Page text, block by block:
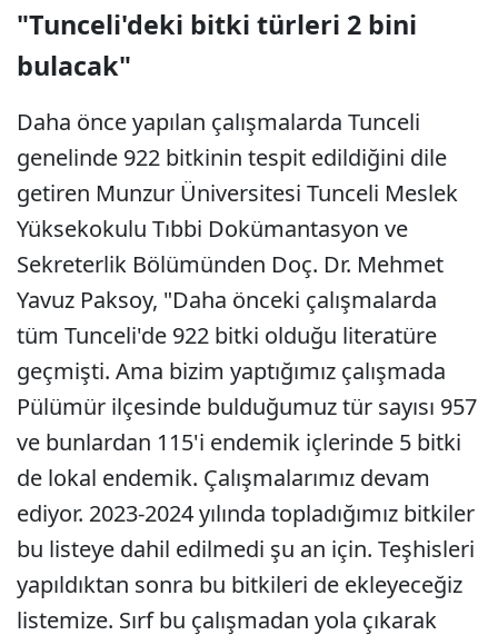
"Tunceli'deki bitki türleri 2 bini
bulacak"
Daha önce yapılan çalışmalarda Tunceli
genelinde 922 bitkinin tespit edildiğini dile
getiren Munzur Üniversitesi Tunceli Meslek
Yüksekokulu Tıbbi Dokümantasyon ve
Sekreterlik Bölümünden Doç. Dr. Mehmet
Yavuz Paksoy, "Daha önceki çalışmalarda
tüm Tunceli'de 922 bitki olduğu literatüre
geçmişti. Ama bizim yaptığımız çalışmada
Pülümür ilçesinde bulduğumuz tür sayısı 957
ve bunlardan 115'i endemik içlerinde 5 bitki
de lokal endemik. Çalışmalarımız devam
ediyor. 2023-2024 yılında topladığımız bitkiler
bu listeye dahil edilmedi şu an için. Teşhisleri
yapıldıktan sonra bu bitkileri de ekleyeceğiz
listemize. Sırf bu çalışmadan yola çıkarak